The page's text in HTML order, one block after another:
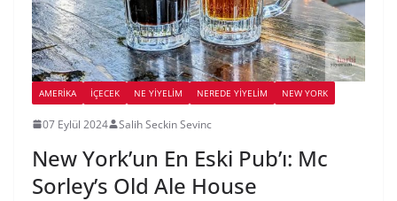
AMERIKA İÇECEK NE YİYELİM NEREDE YİYELİM NEW YORK
07 Eylül 2024 Salih Seckin Sevinc
New York’un En Eski Pub’ı: Mc
Sorley’s Old Ale House